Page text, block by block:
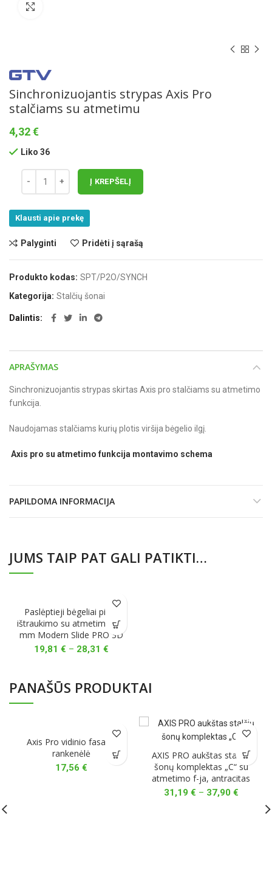
Sinchronizuojantis strypas Axis Pro
stalčiams su atmetimu
4,32€
Liko 36
Į KREPŠELĮ
Klausti apie prekę
Palyginti Pridėti į sąrašą
Produkto kodas: SPT/P2O/SYNCH
Kategorija: Stalčių šonai
Dalintis
APRAŠYMAS
Sinchronizuojantis strypas skirtas Axis pro stalčiams su atmetimo
funkcija.
Naudojamas stalčiams kurių plotis viršija bėgelio ilgį.
Axis pro su atmetimo funkcija montavimo schema
PAPILDOMA INFORMACIJA
JUMS TAIP PAT GALI PATIKTI…
Paslėptieji bėgeliai pilno
ištraukimo su atmetimu, 18
mm Modern Slide PRO 3D
19,81 € – 28,31 €Price
through
28,31 €
PANAŠŪS PRODUKTAI
Axis Pro vidinio fasado
rankenėlė
17,56 €
AXIS PRO aukštas stalčių
šonų komplektas „C“ su
atmetimo f-ja, antracitas
31,19 € – 37,90 €Price
31,19 €